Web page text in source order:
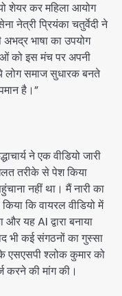
शेयर कर महिला आयोग
नेत्री प्रियंका चतुर्वेदी ने
अभद्र भाषा का उपयोग
को इस मंच पर अपनी
लोग समाज सुधारक बनते
है।”
ने एक वीडियो जारी
तरीके से पेश किया
नहीं था। मैं नारी का
कि वायरल वीडियो में
यह AI द्वारा बनाया
भी कई संगठनों का गुस्सा
एसएसपी श्लोक कुमार को
करने की मांग की।